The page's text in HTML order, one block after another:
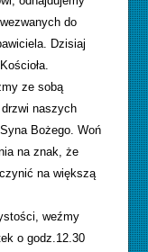
do
Dzisiaj
ze sobą
drzwi naszych
Bożego. Woń
na znak, że
na większą
weźmy
o godz.12.30